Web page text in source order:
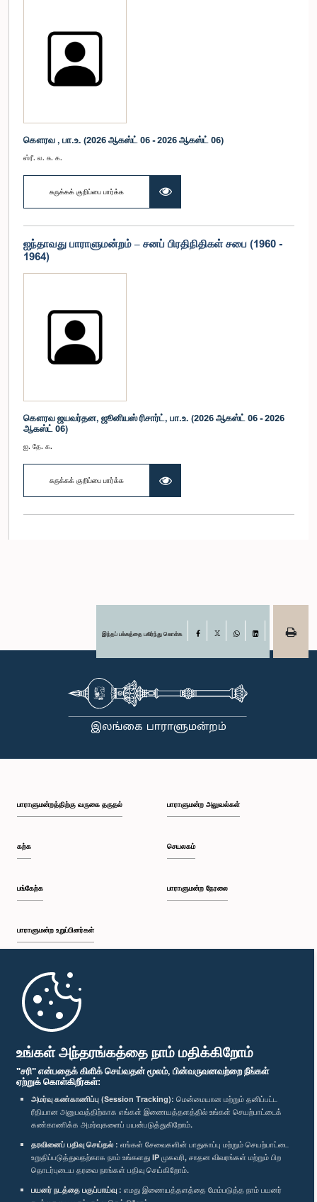
உங்கள் அந்தரங்கத்தை நாம் மதிக்கிறோம்
"சரி" என்பதைக் கிளிக் செய்வதன் மூலம், பின்வருவனவற்றை நீங்கள்
ஏற்றுக் கொள்கிறீர்கள்:
அமர்வு கண்காணிப்பு (Session Tracking): மென்மையான மற்றும் தனிப்பட்ட
ரீதியான அனுபவத்திற்காக எங்கள் இணையத்தளத்தில் உங்கள் செயற்பாட்டைக்
கண்காணிக்க அமர்வுகளைப் பயன்படுத்துகிறோம்.
தரவினைப் பதிவு செய்தல் : எங்கள் சேவைகளின் பாதுகாப்பு மற்றும் செயற்பாட்டை
உறுதிப்படுத்துவதற்காக நாம் உங்களது IP முகவரி, சாதன விவரங்கள் மற்றும் பிற
தொடர்புடைய தரவை நாங்கள் பதிவு செய்கிறோம்.
பயனர் நடத்தை பகுப்பாய்வு : எமது இணையத்தளத்தை மேம்படுத்த நாம் பயனர்
கௌரவ , பா.உ. (2026 ஆகஸ்ட் 06 - 2026 ஆகஸ்ட் 06)
ஸ்ரீ. ல. சு. க.
சுருக்கக் குறிப்பை பார்க்க
ஐந்தாவது பாராளுமன்றம் – சனப் பிரதிநிதிகள் சபை (1960 -
1964)
கௌரவ ஜயவர்தன, ஜூனியஸ் ரிசார்ட், பா.உ. (2026 ஆகஸ்ட் 06 - 2026
ஆகஸ்ட் 06)
ஐ. தே. க.
சுருக்கக் குறிப்பை பார்க்க
இந்தப் பக்கத்தை பகிர்ந்து கொள்க Facebook
பாராளுமன்றத்திற்கு வருகை தருதல்
கற்க
பங்கேற்க
பாராளுமன்ற உறுப்பினர்கள்
முதற்பக்கம்
பாராளுமன்ற அலுவல்கள்
செயலகம்
பாராளுமன்ற நேரலை
பாராளுமன்ற கையடக்க செயலி
எம்மை பின்தொடர்க :
விருதுகள்